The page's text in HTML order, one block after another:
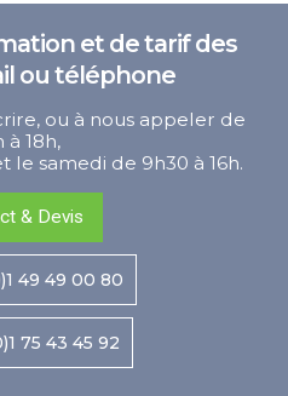
et de tarif des
ou téléphone
ou à nous appeler de
à 18h,
le samedi de 9h30 à 16h.
& Devis
49 49 00 80
75 43 45 92